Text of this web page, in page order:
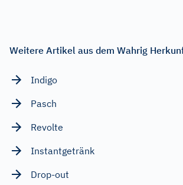
Weitere Artikel aus dem Wahrig
Indigo
Pasch
Revolte
Instantgetränk
Drop-out